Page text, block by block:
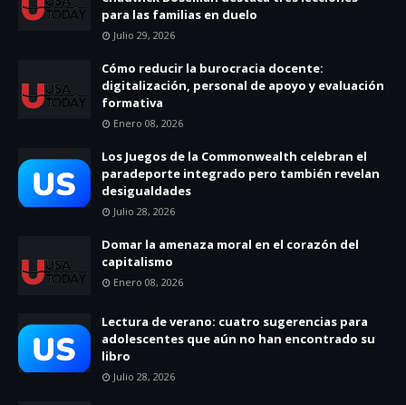
para las familias en duelo
Julio 29, 2026
Cómo reducir la burocracia docente:
digitalización, personal de apoyo y evaluación
formativa
Enero 08, 2026
Los Juegos de la Commonwealth celebran el
paradeporte integrado pero también revelan
desigualdades
Julio 28, 2026
Domar la amenaza moral en el corazón del
capitalismo
Enero 08, 2026
Lectura de verano: cuatro sugerencias para
adolescentes que aún no han encontrado su
libro
Julio 28, 2026